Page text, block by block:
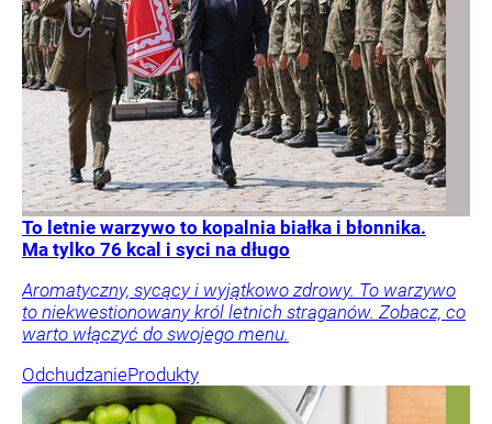
To letnie warzywo to kopalnia białka i błonnika.
Ma tylko 76 kcal i syci na długo
Aromatyczny, sycący i wyjątkowo zdrowy. To warzywo
to niekwestionowany król letnich straganów. Zobacz, co
warto włączyć do swojego menu.
OdchudzanieProdukty